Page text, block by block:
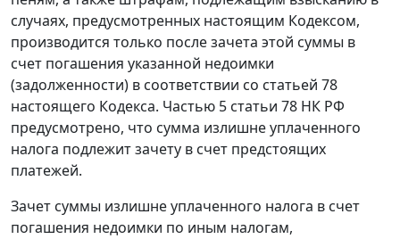
случаях, предусмотренных настоящим Кодексом,
производится только после зачета этой суммы в
счет погашения указанной недоимки
(задолженности) в соответствии со статьей 78
настоящего Кодекса. Частью 5 статьи 78 НК РФ
предусмотрено, что сумма излишне уплаченного
налога подлежит зачету в счет предстоящих
платежей.
Зачет суммы излишне уплаченного налога в счет
погашения недоимки по иным налогам,